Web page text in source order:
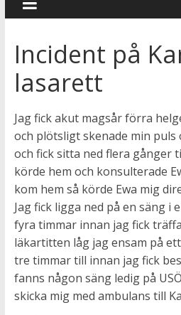
Incident på
lasarett
Jag fick akut magsår förra
och plötsligt skenade min puls
och fick sitta ned flera gånger
körde hem och konsulterade
kom hem så körde Ewa mig
Jag fick ligga ned på en säng i
fyra timmar innan jag fick
läkartitten låg jag ensam på
tre timmar till innan jag fick
fanns någon säng ledig på
skicka mig med ambulans till